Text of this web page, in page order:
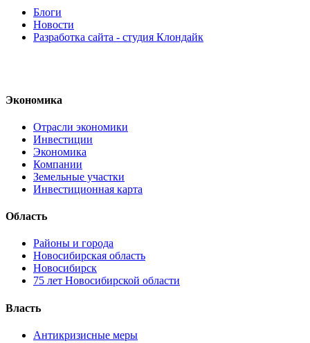
Блоги
Новости
Разработка сайта - студия Клондайк
Экономика
Отрасли экономики
Инвестиции
Экономика
Компании
Земельные участки
Инвестиционная карта
Область
Районы и города
Новосибирская область
Новосибирск
75 лет Новосибирской области
Власть
Антикризисные меры